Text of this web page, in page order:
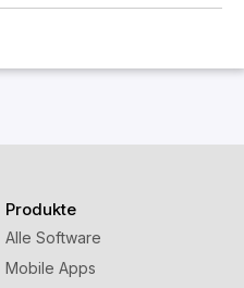
Produkte
Alle Software
Mobile Apps